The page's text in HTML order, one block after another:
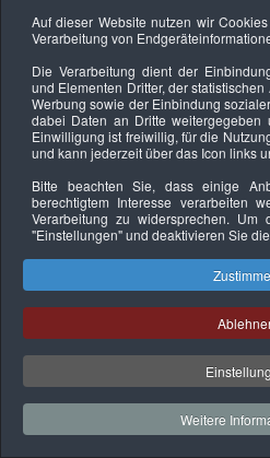
Keine Termine
Datenschutzerklärung
Copyright © 2026.
Sachverständiger und
Auf dieser Website nutzen wir
Verarbeitung von
Die Verarbeitung dient der
und Elementen Dritter, der
Werbung sowie der Einbindung
dabei Daten an Dritte
Einwilligung ist freiwillig, für die
und kann jederzeit über das Icon links
Bitte beachten Sie, dass einige
berechtigtem Interesse verarbeiten
Verarbeitung zu widersprechen.
"Einstellungen"und deaktivieren Sie
Weitere